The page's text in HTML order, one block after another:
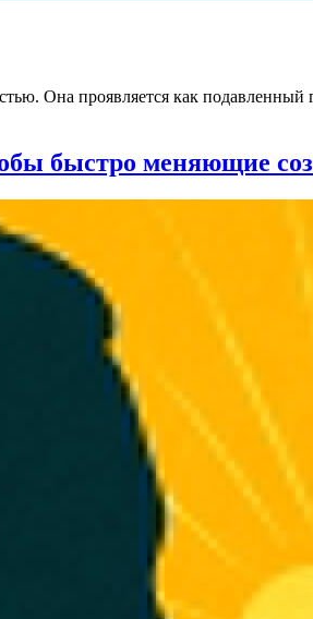
Она проявляется как подавленный
быстро меняющие